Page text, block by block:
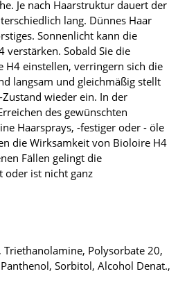
Je nach Haarstruktur dauert der
lang. Dünnes Haar
Sonnenlicht kann die
verstärken. Sobald Sie die
H4 einstellen, verringern sich die
langsam und gleichmäßig stellt
wieder ein. In der
des gewünschten
Haarsprays, -festiger oder - öle
die Wirksamkeit von Bioloire H4
Fällen gelingt die
oder ist nicht ganz
Polysorbate 20,
Sorbitol, Alcohol Denat.,